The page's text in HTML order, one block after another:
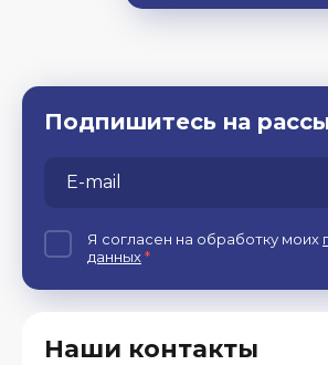
Наши контакты
Подпишитесь на
Я согласен на обработку моих
данных*